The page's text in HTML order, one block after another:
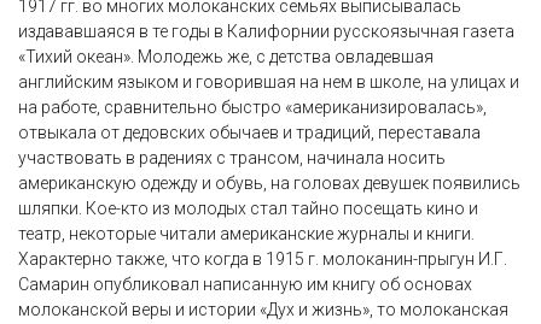
1917 гг. во многих молоканских семьях выписывалась
издававшаяся в те годы в Калифорнии русскоязычная газета
«Тихий океан». Молодежь же, с детства овладевшая
английским языком и говорившая на нем в школе, на улицах и
на работе, сравнительно быстро «американизировалась»,
отвыкала от дедовских обычаев и традиций, переставала
участвовать в радениях с трансом, начинала носить
американскую одежду и обувь, на головах девушек появились
шляпки. Кое-кто из молодых стал тайно посещать кино и
театр, некоторые читали американские журналы и книги.
Характерно также, что когда в 1915 г. молоканин-прыгун И.Г.
Самарин опубликовал написанную им книгу об основах
молоканской веры и истории «Дух и жизнь», то молоканская